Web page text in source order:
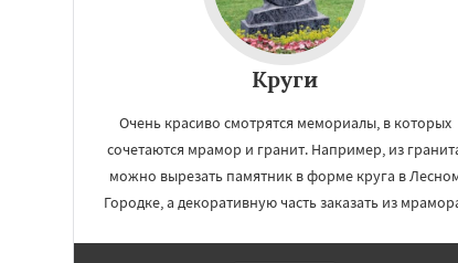
Круги
Очень красиво смотрятся мемориалы, в которых
сочетаются мрамор и гранит. Например, из
можно вырезать памятник в форме круга в
Городке, а декоративную часть заказать из